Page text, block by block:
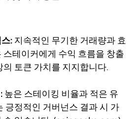
: 지속적인 무기한 거래량과 효
스테이커에게 수익 흐름을 창출
토큰 가치를 지지합니다.
높은 스테이킹 비율과 적은 유
긍정적인 거버넌스 결과 시 가